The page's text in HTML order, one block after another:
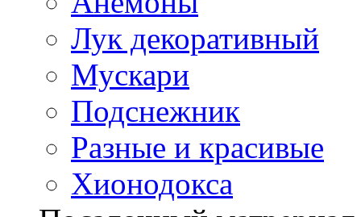
Лук декоративный
Мускари
Подснежник
Разные и красивые
Хионодокса